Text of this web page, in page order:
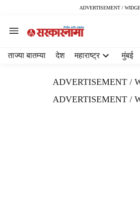
ADVERTISEMENT /
ताज्या बातम्या देश महाराष्ट्र मुंबई
ADVERTISEMENT /
ADVERTISEMENT /